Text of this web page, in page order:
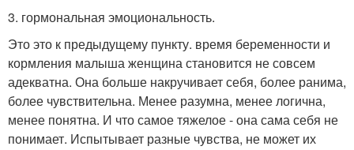
3. гормональная эмоциональность.
Это это к предыдущему пункту. время беременности и
кормления малыша женщина становится не совсем
адекватна. Она больше накручивает себя, более ранима,
более чувствительна. Менее разумна, менее логична,
менее понятна. И что самое тяжелое - она сама себя не
понимает. Испытывает разные чувства, не может их